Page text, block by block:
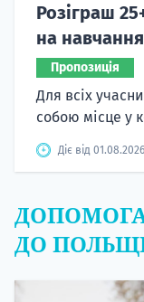
Розіграш
на
Пропозиція
Для всіх
собою місце у
Діє від
ДО